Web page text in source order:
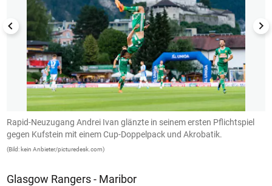
Rapid-Neuzugang Andrei Ivan glänzte in seinem ersten Pflichtspiel
gegen Kufstein mit einem Cup-Doppelpack und Akrobatik.
(Bild: kein Anbieter/picturedesk.com)
Glasgow Rangers - Maribor